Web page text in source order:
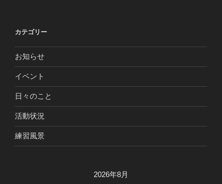
カテゴリー
お知らせ
イベント
日々のこと
活動状況
練習風景
2026年8月